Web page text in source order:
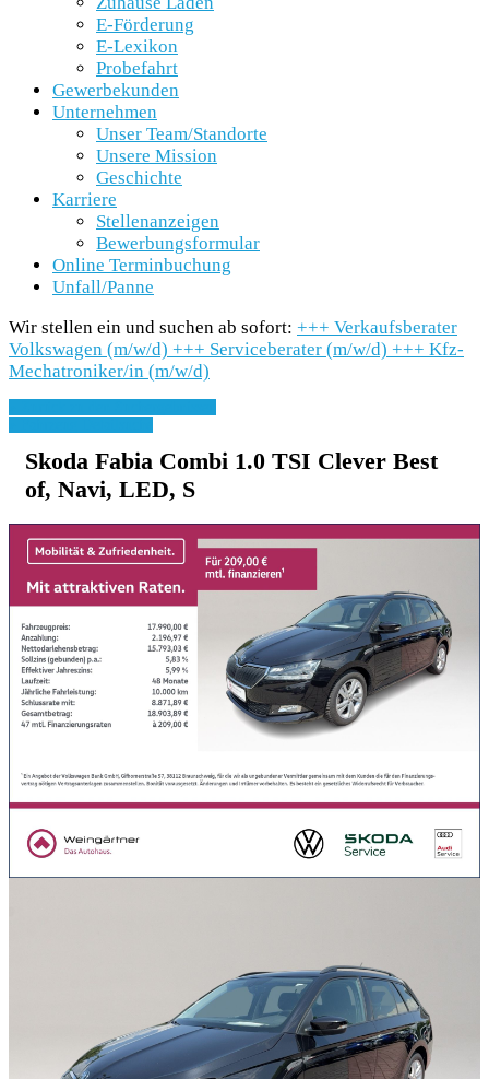
E-Förderung
E-Lexikon
Probefahrt
Gewerbekunden
Unternehmen
Unser Team/Standorte
Unsere Mission
Geschichte
Karriere
Stellenanzeigen
Bewerbungsformular
Online Terminbuchung
Unfall/Panne
Wir stellen ein und suchen ab sofort: +++ Verkaufsberater
Volkswagen (m/w/d) +++ Serviceberater (m/w/d) +++ Kfz-
Mechatroniker/in (m/w/d)
Skoda Fabia Combi 1.0 TSI Clever Best
of, Navi, LED, S